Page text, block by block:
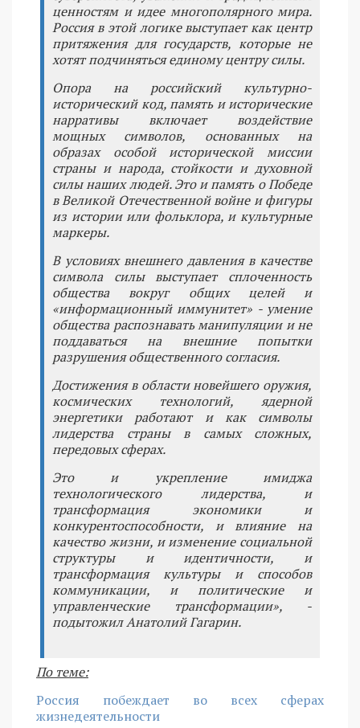
ценностям и идее многополярного мира.
Россия в этой логике выступает как центр
притяжения для государств, которые не
хотят подчиняться единому центру силы.
Опора на российский культурно-
исторический код, память и исторические
нарративы включает воздействие
мощных символов, основанных на
образах особой исторической миссии
страны и народа, стойкости и духовной
силы наших людей. Это и память о Победе
в Великой Отечественной войне и фигуры
из истории или фольклора, и культурные
маркеры.
В условиях внешнего давления в качестве
символа силы выступает сплоченность
общества вокруг общих целей и
«информационный иммунитет» - умение
общества распознавать манипуляции и не
поддаваться на внешние попытки
разрушения общественного согласия.
Достижения в области новейшего оружия,
космических технологий, ядерной
энергетики работают и как символы
лидерства страны в самых сложных,
передовых сферах.
Это и укрепление имиджа
технологического лидерства, и
трансформация экономики и
конкурентоспособности, и влияние на
качество жизни, и изменение социальной
структуры и идентичности, и
трансформация культуры и способов
коммуникации, и политические и
управленческие трансформации», -
подытожил Анатолий Гагарин.
По теме:
Россия побеждает во всех сферах
жизнедеятельности